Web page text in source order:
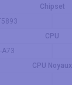
Chipset
CPU
A73
CPU Noyaux